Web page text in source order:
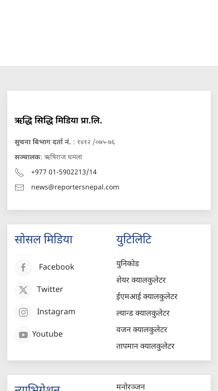
ऋद्धि सिद्धि मिडिया प्रा.लि.
सुचना बिभाग दर्ता नं. : १४१२ /०७५-७६
सञ्चालक: ऋषिराज धमला
+977 01-5902213/14
news@reportersnepal.com
सोसल मिडिया
Facebook
Twitter
Instagram
Youtube
युटिलिटि
युनिकोड
शेयर क्यालकुलेटर
ईएमआई क्यालकुलेटर
ल्यान्ड क्यालकुलेटर
वजन क्यालकुलेटर
तापमान क्यालकुलेटर
मनोरञ्जन